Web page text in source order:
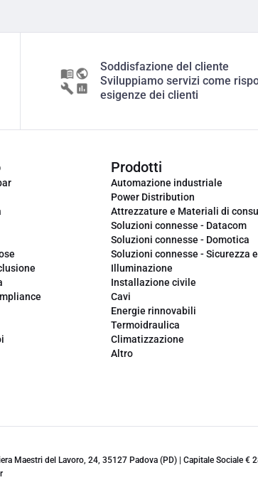
Soddisfazione del cliente
Sviluppiamo servizi come
esigenze dei clienti
Prodotti
Automazione industriale
Power Distribution
Attrezzature e Materiali di
Soluzioni connesse - Datacom
Soluzioni connesse - Domotica
Soluzioni connesse - Sicurezza
Illuminazione
Installazione civile
Cavi
Energie rinnovabili
Termoidraulica
Climatizzazione
Altro
Maestri del Lavoro, 24, 35127 Padova (PD) | Capitale Sociale